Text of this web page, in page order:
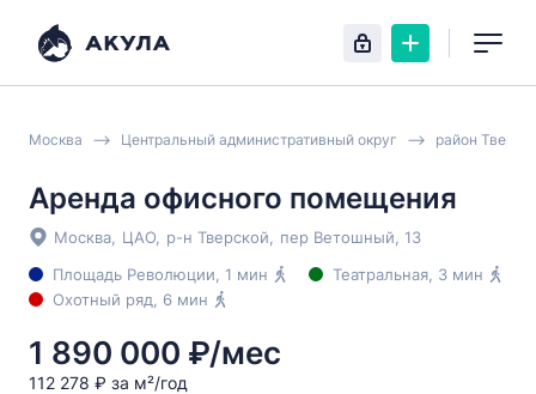
Москва Центральный административный округ район
Аренда офисного помещения
Москва ЦАО р-н Тверской пер Ветошный , 13
Площадь Революции , 1 мин Театральная , 3 мин
Охотный ряд , 6 мин
1 890 000 ₽/мес
112 278 ₽ за м²/год